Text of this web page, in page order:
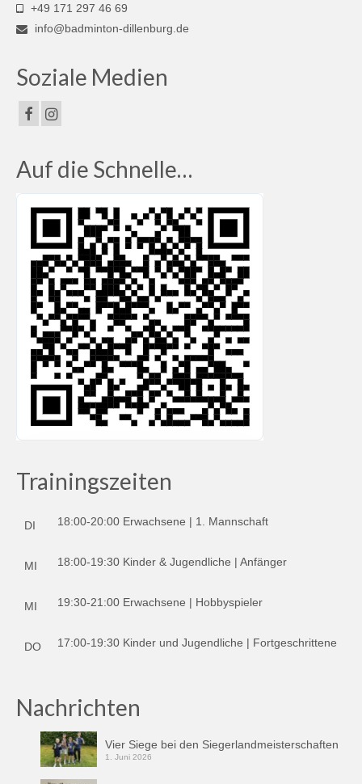
+49 171 297 46 69
info@badminton-dillenburg.de
Soziale Medien
Auf die Schnelle…
Trainingszeiten
DI 18:00-20:00 Erwachsene | 1. Mannschaft
MI 18:00-19:30 Kinder & Jugendliche | Anfänger
MI 19:30-21:00 Erwachsene | Hobbyspieler
DO 17:00-19:30 Kinder und Jugendliche | Fortgeschrittene
Nachrichten
Vier Siege bei den Siegerlandmeisterschaften
1. Juni 2026